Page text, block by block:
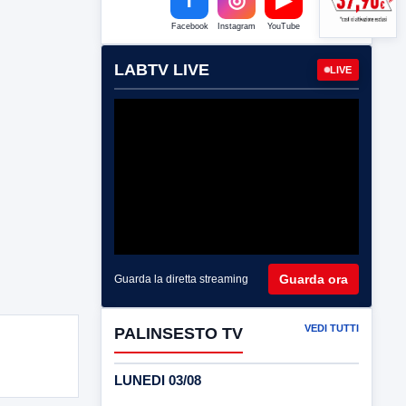
Facebook Instagram YouTube
LABTV LIVE LIVE
Guarda la diretta streaming Guarda ora
PALINSESTO TV VEDI TUTTI
LUNEDI 03/08